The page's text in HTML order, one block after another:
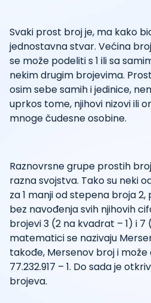
Svaki prost broj je, ma kako
jednostavna stvar. Većina
se može podeliti s 1 ili sa
nekim drugim brojevima.
osim sebe samih i jedinice,
uprkos tome, njihovi nizovi ili
mnoge čudesne osobine.
Raznovrsne grupe prostih
razna svojstva. Tako su neki
za 1 manji od stepena broja
bez navođenja svih njihovih
brojevi 3 (2 na kvadrat – 1) i 7
matematici se nazivaju
takođe, Mersenov broj i može
77.232.917 – 1. Do sada je
brojeva.